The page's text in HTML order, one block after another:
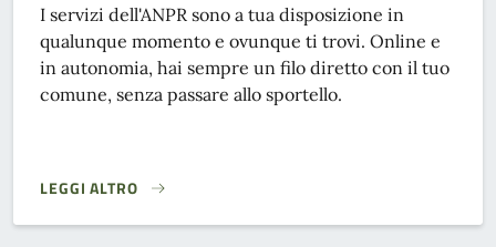
I servizi dell'ANPR sono a tua disposizione in
qualunque momento e ovunque ti trovi. Online e
in autonomia, hai sempre un filo diretto con il tuo
comune, senza passare allo sportello.
LEGGI ALTRO
ANAGRAFE NAZIONALE DELLA POPOLAZIONE RESIDENTE -